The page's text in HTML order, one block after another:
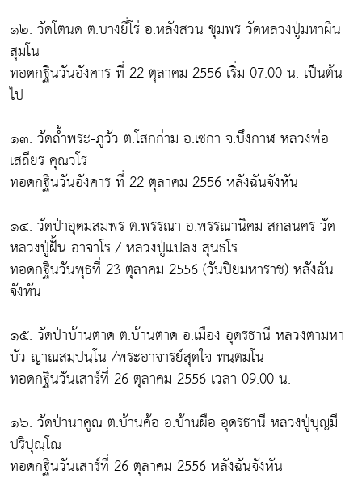
๑๒. วัดโตนด ต.บางยี่โร่ อ.หลังสวน ชุมพร วัดหลวงปู่มหาผิน
สุมโน
ทอดกฐินวันอังคาร ที่ 22 ตุลาคม 2556 เริ่ม 07.00 น. เป็นต้น
ไป
๑๓. วัดถ้ำพระ-ภูวัว ต.โสกก่าม อ.เซกา จ.บึงกาฬ หลวงพ่อ
เสถียร คุณวโร
ทอดกฐินวันอังคาร ที่ 22 ตุลาคม 2556 หลังฉันจังหัน
๑๔. วัดป่าอุดมสมพร ต.พรรณา อ.พรรณานิคม สกลนคร วัด
หลวงปู่ฝั้น อาจาโร / หลวงปู่แปลง สุนธโร
ทอดกฐินวันพุธที่ 23 ตุลาคม 2556 (วันปิยมหาราช) หลังฉัน
จังหัน
๑๕. วัดป่าบ้านตาด ต.บ้านตาด อ.เมือง อุดรธานี หลวงตามหา
บัว ญาณสมฺปนฺโน /พระอาจารย์สุดใจ ทนฺตมโน
ทอดกฐินวันเสาร์ที่ 26 ตุลาคม 2556 เวลา 09.00 น.
๑๖. วัดป่านาคูณ ต.บ้านค้อ อ.บ้านผือ อุดรธานี หลวงปู่บุญมี
ปริปุณฺโณ
ทอดกฐินวันเสาร์ที่ 26 ตุลาคม 2556 หลังฉันจังหัน